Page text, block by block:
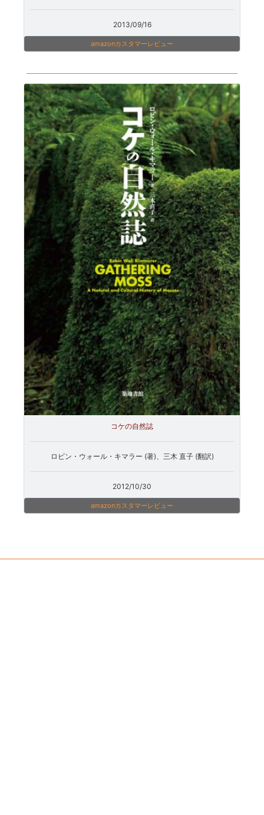
2013/09/16
amazonカスタマーレビュー
コケの自然誌
ロビン・ウォール・キマラー (著)、三木 直子 (翻訳)
2012/10/30
amazonカスタマーレビュー